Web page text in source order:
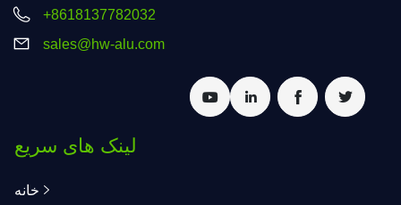
+8618137782032
sales@hw-alu.com
لینک های سریع
خانه